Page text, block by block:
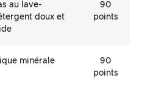
au lave-
doux et
90
points
minérale
90
points